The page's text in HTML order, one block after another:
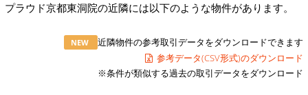
プラウド京都東洞院の近隣には以下のような物件があります。
NEW
近隣物件の参考取引データをダウンロードできます
参考データ(CSV形式)のダウンロード
※条件が類似する過去の取引データをダウンロード